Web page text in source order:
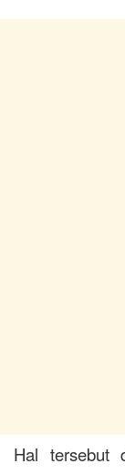
Hal tersebut